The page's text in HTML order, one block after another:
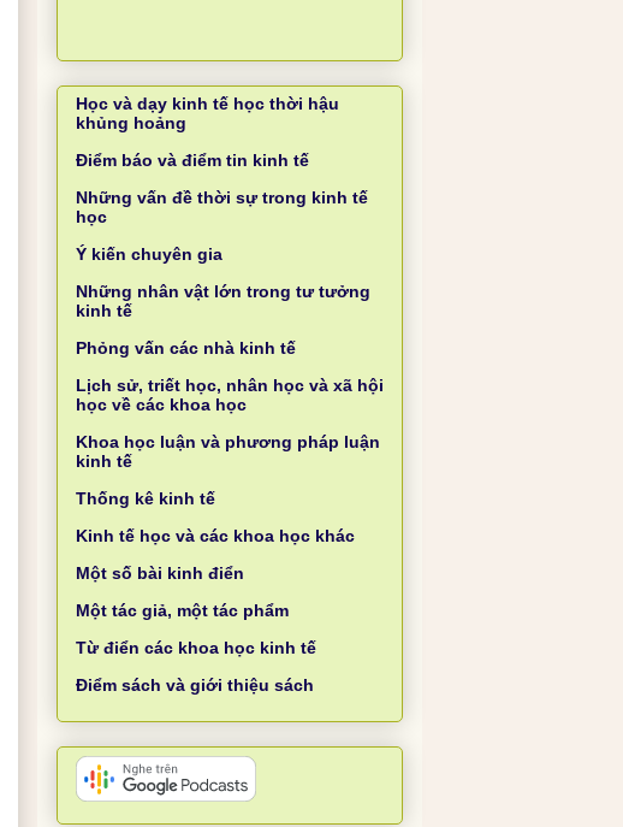
Học và dạy kinh tế học thời hậu
khủng hoảng
Điểm báo và điểm tin kinh tế
Những vấn đề thời sự trong kinh tế
học
Ý kiến chuyên gia
Những nhân vật lớn trong tư tưởng
kinh tế
Phỏng vấn các nhà kinh tế
Lịch sử, triết học, nhân học và xã hội
học về các khoa học
Khoa học luận và phương pháp luận
kinh tế
Thống kê kinh tế
Kinh tế học và các khoa học khác
Một số bài kinh điển
Một tác giả, một tác phẩm
Từ điển các khoa học kinh tế
Điểm sách và giới thiệu sách